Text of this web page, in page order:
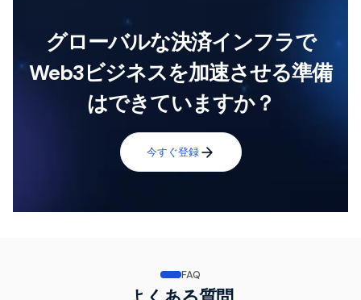
グローバルな決済インフラで
Web3ビジネスを加速させる準備
はできていますか？
今すぐ登録
FAQ